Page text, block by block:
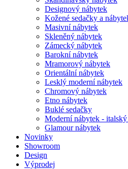
Designový nábytek
Kožené sedačky a
Masivní nábytek
Skleněný nábytek
Zámecký nábytek
Barokní nábytek
Mramorový nábytek
Orientální nábytek
Lesklý moderní nábytek
Chromový nábytek
Etno nábytek
Buklé sedačky
Moderní nábytek - italský
Glamour nábytek
Novinky
Showroom
Design
Výprodej